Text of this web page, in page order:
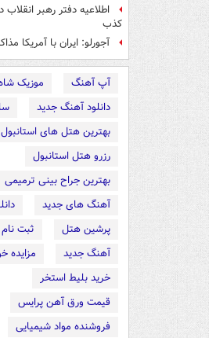
اطلاعیه دفتر رهبر
کذب
آجورلو: ایران با آمریکا
آپ آهنگ
موزیک
دانلود آهنگ جدید
بهترین هتل های استانبول
رزرو هتل استانبول
بهترین جراح بینی ترمیمی
آهنگ های جدید
پرشین هتل
ثبت
آهنگ جدید
مزایده
خرید بلیط استخر
قیمت ورق آهن پرایس
فروشنده مواد شیمیایی